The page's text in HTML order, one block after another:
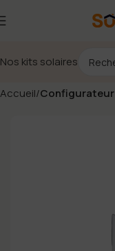
Nos kits solaires
Accueil Configurateur